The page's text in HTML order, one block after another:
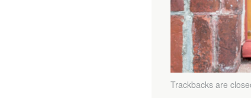
Trackbacks are